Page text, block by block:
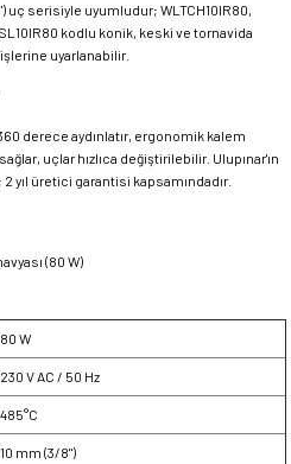
uç serisiyle uyumludur; WLTCH10IR80,
kodlu konik, keski ve tornavida
uyarlanabilir.
derece aydınlatır, ergonomik kalem
uçlar hızlıca değiştirilebilir. Ulupınar'ın
yıl üretici garantisi kapsamındadır.
(80 W)
80 W
230 V AC / 50 Hz
485°C
10 mm (3/8")